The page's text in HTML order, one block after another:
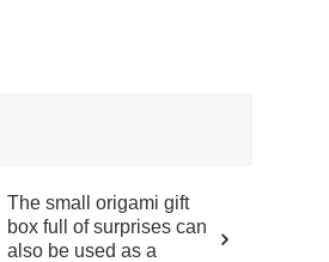
The small origami gift
box full of surprises can
also be used as a